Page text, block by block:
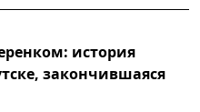
история
закончившаяся